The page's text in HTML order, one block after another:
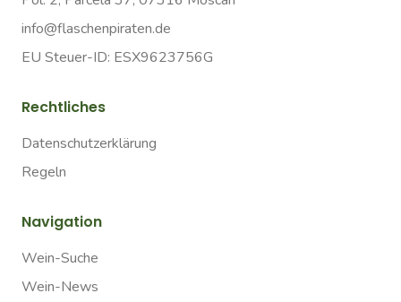
info@flaschenpiraten.de
EU Steuer-ID: ESX9623756G
Rechtliches
Datenschutzerklärung
Regeln
Navigation
Wein-Suche
Wein-News